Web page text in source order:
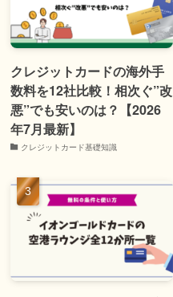
クレジットカードの海外手
数料を12社比較！相次ぐ”改
悪”でも安いのは？【2026
年7月最新】
クレジットカード基礎知識